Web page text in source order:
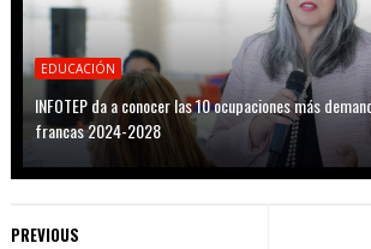
EDUCACIÓN
INFOTEP da a conocer las 10 ocupaciones más
francas 2024-2028
PREVIOUS